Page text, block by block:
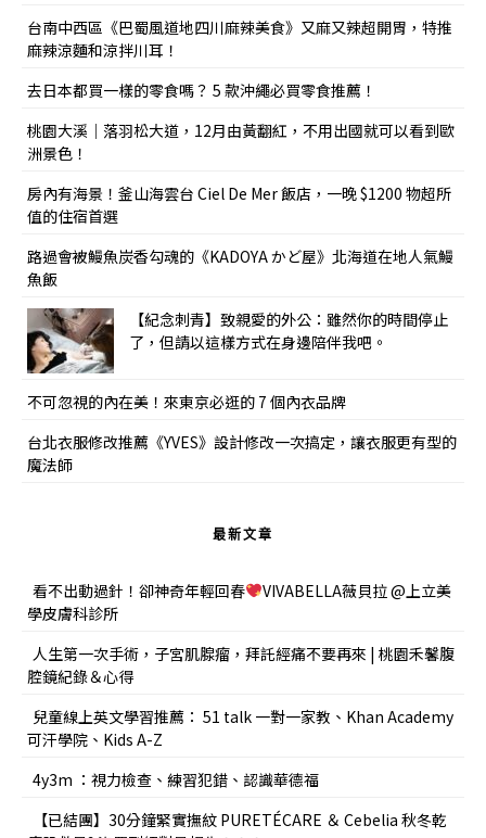
台南中西區《巴蜀風道地四川麻辣美食》又麻又辣超開胃，特推
麻辣涼麵和涼拌川耳！
去日本都買一樣的零食嗎？ 5 款沖繩必買零食推薦！
桃園大溪｜落羽松大道，12月由黃翻紅，不用出國就可以看到歐
洲景色！
房內有海景！釜山海雲台 Ciel De Mer 飯店，一晚 $1200 物超所
值的住宿首選
路過會被鰻魚炭香勾魂的《KADOYA かど屋》北海道在地人氣鰻
魚飯
【紀念刺青】致親愛的外公：雖然你的時間停止
了，但請以這樣方式在身邊陪伴我吧。
不可忽視的內在美！來東京必逛的 7 個內衣品牌
台北衣服修改推薦《YVES》設計修改一次搞定，讓衣服更有型的
魔法師
最新文章
看不出動過針！卻神奇年輕回春
VIVABELLA薇貝拉 @上立美
學皮膚科診所
人生第一次手術，子宮肌腺瘤，拜託經痛不要再來 | 桃園禾馨腹
腔鏡紀錄＆心得
兒童線上英文學習推薦： 51 talk 一對一家教、Khan Academy
可汗學院、Kids A-Z
4y3m ：視力檢查、練習犯錯、認識華德福
【已結團】30分鐘緊實撫紋 PURETÉCARE ＆ Cebelia 秋冬乾